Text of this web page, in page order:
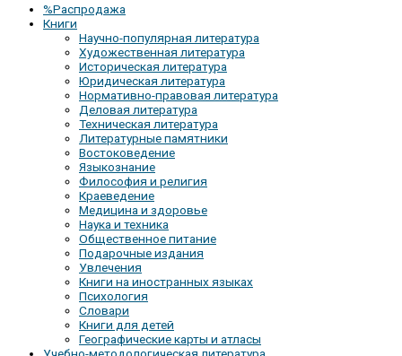
%Распродажа
Книги
Научно-популярная литература
Художественная литература
Историческая литература
Юридическая литература
Нормативно-правовая литература
Деловая литература
Техническая литература
Литературные памятники
Востоковедение
Языкознание
Философия и религия
Краеведение
Медицина и здоровье
Наука и техника
Общественное питание
Подарочные издания
Увлечения
Книги на иностранных языках
Психология
Словари
Книги для детей
Географические карты и атласы
Учебно-методологическая литература